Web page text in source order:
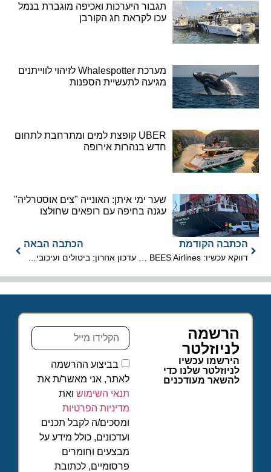
תגבור היערכות ואכיפה מוגברת בנמל
עכו לקראת חג הקורבן
מערכת Whalespotter לזיהוי לווייתנים
מגיעה לתעשיית הספנות
UBER קופצת למים ומתרחבת לתחום
חדש בנהרות אירופה
שער ימי איתן: האונייה "צים אוסטרליה"
עגנה בחיפה עם רופאים שחולצו
הכתבה הקודמת
דווקא עכשיו: BEES Airlines בדרך לישראל
הכתבה הבאה
עדכון אחרון: ביטולים ועיכובים בטיסות חברות תעופה זרות
הרשמה
לניוזלטר
הירשמו עכשיו
לניוזלטר שלנו כדי
להשאר מעודכנים
בביצוע ההרשמה
לאתר, אני מאשר/ת את
תנאי השימוש ואת
מדיניות הפרטיות
ומסכים/ה לקבל תכנים
ועדכונים, כולל מידע על
מבצעים וחומרים
פרסומיים, לכתובת